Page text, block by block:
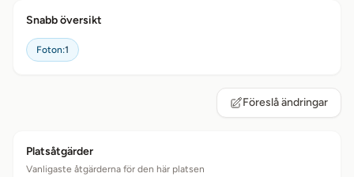
Snabb översikt
Foton:1
Föreslå ändringar
Platsåtgärder
Vanligaste åtgärderna för den här platsen